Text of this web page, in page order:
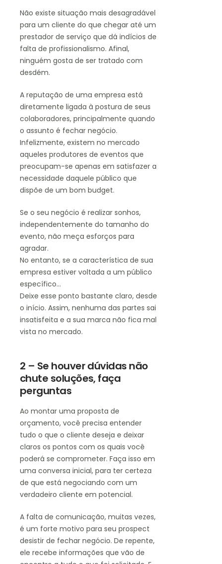
Não existe situação mais desagradável
para um cliente do que chegar até um
prestador de serviço que dá indícios de
falta de profissionalismo. Afinal,
ninguém gosta de ser tratado com
desdém.
A reputação de uma empresa está
diretamente ligada à postura de seus
colaboradores, principalmente quando
o assunto é fechar negócio.
Infelizmente, existem no mercado
aqueles produtores de eventos que
preocupam-se apenas em satisfazer a
necessidade daquele público que
dispõe de um bom budget.
Se o seu negócio é realizar sonhos,
independentemente do tamanho do
evento, não meça esforços para
agradar.
No entanto, se a característica de sua
empresa estiver voltada a um público
específico…
Deixe esse ponto bastante claro, desde
o início. Assim, nenhuma das partes sai
insatisfeita e a sua marca não fica mal
vista no mercado.
2 – Se houver dúvidas não
chute soluções, faça
perguntas
Ao montar uma proposta de
orçamento, você precisa entender
tudo o que o cliente deseja e deixar
claros os pontos com os quais você
poderá se comprometer. Faça isso em
uma conversa inicial, para ter certeza
de que está negociando com um
verdadeiro cliente em potencial.
A falta de comunicação, muitas vezes,
é um forte motivo para seu prospect
desistir de fechar negócio. De repente,
ele recebe informações que vão de